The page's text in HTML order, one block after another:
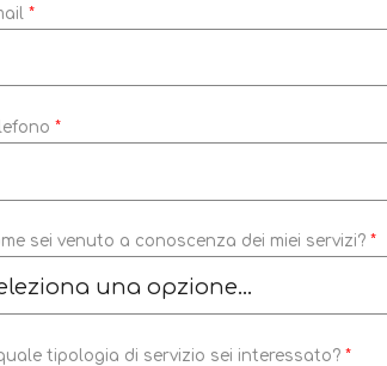
*
*
sei venuto a conoscenza dei miei servizi?*
tipologia di servizio sei interessato?*